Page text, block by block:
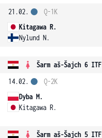
21.02.
Kitagawa R.
Nylund N.
Q-1K
Šarm aš-Šajch 6 ITF
14.02.
Dyba M.
Kitagawa R.
Q-2K
Šarm aš-Šajch 5 ITF